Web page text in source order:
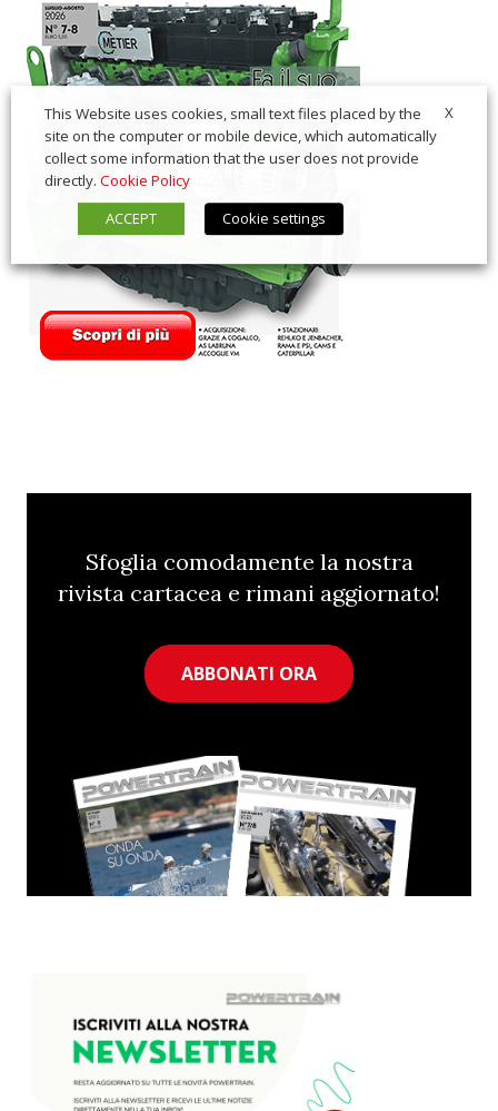
Sfoglia comodamente la nostra
rivista cartacea e rimani aggiornato!
ABBONATI ORA
X
This Website uses cookies, small text files placed by the
site on the computer or mobile device, which automatically
collect some information that the user does not provide
directly. Cookie Policy
ACCEPT
Cookie settings